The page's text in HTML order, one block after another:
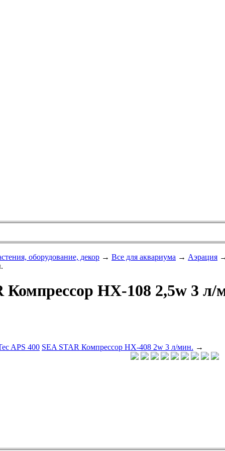
оборудование, декор → Все для аквариума → Аэрация
Компрессор HX-108 2,5w 3 л/
APS 400 SEA STAR Компрессор HX-408 2w 3 л/мин. →